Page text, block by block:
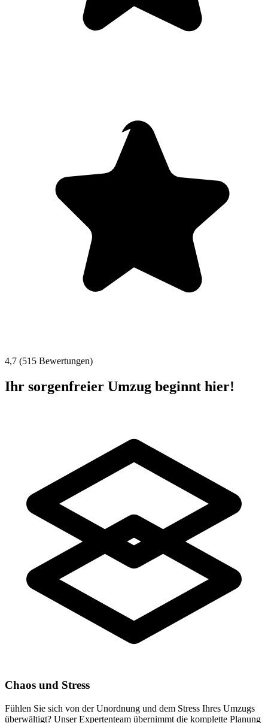
4,7 (515 Bewertungen)
Ihr sorgenfreier Umzug beginnt hier!
Chaos und Stress
Fühlen Sie sich von der Unordnung und dem Stress Ihres Umzugs
überwältigt? Unser Expertenteam übernimmt die komplette Planung